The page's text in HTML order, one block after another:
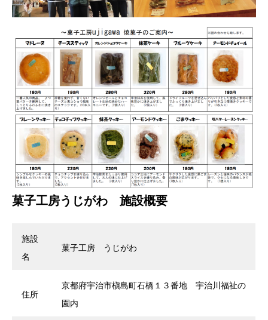
菓子工房うじがわ 施設概要
施設
名
菓子工房 うじがわ
住所
京都府宇治市槇島町石橋１３番地 宇治川福祉の
園内